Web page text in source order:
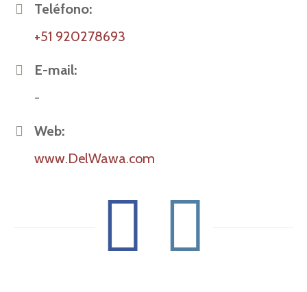
Teléfono:
+51 920278693
E-mail:
-
Web:
www.DelWawa.com